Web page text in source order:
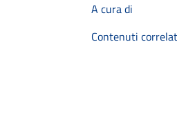
A cura di
Contenuti